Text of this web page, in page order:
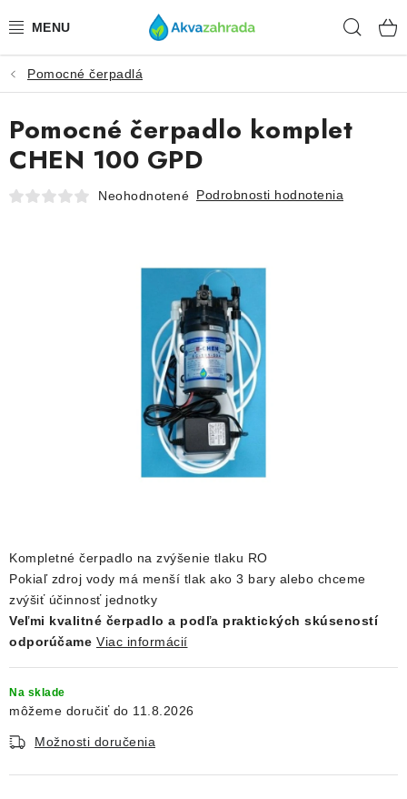
na
TECHNIKA
HNOJIVÁ
VODA
VÝPREDAJ
O nás Doprava a platba
Pomocné čerpadlá
Kompletné čerpadlo na zvýšenie tlaku RO
Pokiaľ zdroj vody má menší tlak ako 3 bary alebo chceme
zvýšiť účinnosť jednotky
Veľmi kvalitné čerpadlo a podľa praktických skúseností
odporúčame Viac informácií
Na sklade
11.8.2026
Možnosti doručenia
Pomocné čerpadlo komplet
CHEN 100 GPD
Neohodnotené Podrobnosti hodnotenia